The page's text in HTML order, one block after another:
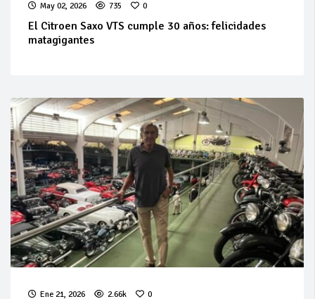
May 02, 2026 735 0
El Citroen Saxo VTS cumple 30 años: felicidades
matagigantes
Ene 21, 2026 2.66k 0